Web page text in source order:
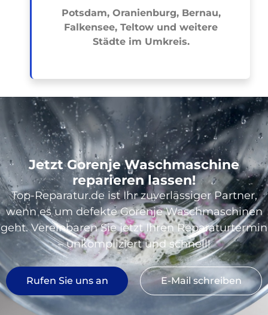
Potsdam, Oranienburg, Bernau,
Falkensee, Teltow und weitere
Städte im Umkreis.
Jetzt Gorenje Waschmaschine
reparieren lassen!
Top-Reparatur.de ist Ihr zuverlässiger Partner,
wenn es um defekte Gorenje Waschmaschinen
geht. Vereinbaren Sie jetzt Ihren Reparaturtermin
– unkompliziert und schnell!
Rufen Sie uns an E-Mail schreiben